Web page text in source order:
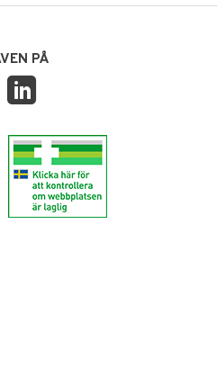
PÅ